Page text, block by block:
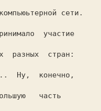
сети.
участие
разных  стран:
Ну,  конечно,
часть